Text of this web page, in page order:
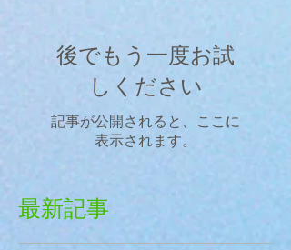
後でもう一度お試
しください
記事が公開されると、ここに
表示されます。
最新記事